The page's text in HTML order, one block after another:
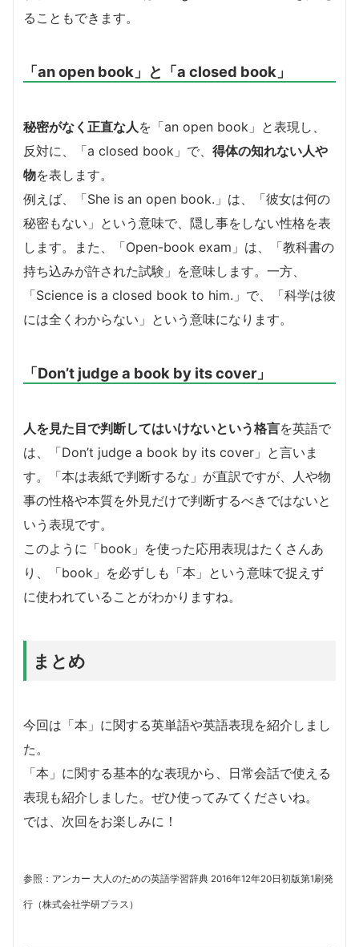
ることもできます。
「an open book」と「a closed book」
秘密がなく正直な人を「an open book」と表現し、
反対に、「a closed book」で、 得体の知れない人や
物を表します。
例えば、「She is an open book.」は、「彼女は何の
秘密もない」という意味で、隠し事をしない性格を表
します。また、「Open-book exam」は、「教科書の
持ち込みが許された試験」を意味します。一方、
「Science is a closed book to him.」で、「科学は彼
には全くわからない」という意味になります。
「Don’t judge a book by its cover」
人を見た目で判断してはいけないという格言を英語で
は、「Don’t judge a book by its cover」と言いま
す。「本は表紙で判断するな」が直訳ですが、人や物
事の性格や本質を外見だけで判断するべきではないと
いう表現です。
このように「book」を使った応用表現はたくさんあ
り、「book」を必ずしも「本」という意味で捉えず
に使われていることがわかりますね。
まとめ
今回は「本」に関する英単語や英語表現を紹介しまし
た。
「本」に関する基本的な表現から、日常会話で使える
表現も紹介しました。ぜひ使ってみてくださいね。
では、次回をお楽しみに！
参照：アンカー 大人のための英語学習辞典 2016年12年20日初版第1刷発
行（株式会社学研プラス）